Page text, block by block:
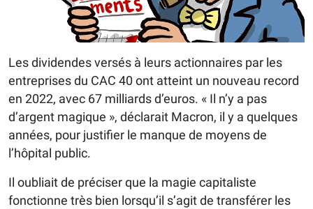
Les dividendes versés à leurs actionnaires par les
entreprises du CAC 40 ont atteint un nouveau record
en 2022, avec 67 milliards d’euros. « Il n’y a pas
d’argent magique », déclarait Macron, il y a quelques
années, pour justifier le manque de moyens de
l’hôpital public.
Il oubliait de préciser que la magie capitaliste
fonctionne très bien lorsqu’il s’agit de transférer les